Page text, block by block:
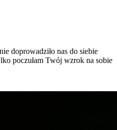
doprowadziło nas do siebie
poczułam Twój wzrok na sobie